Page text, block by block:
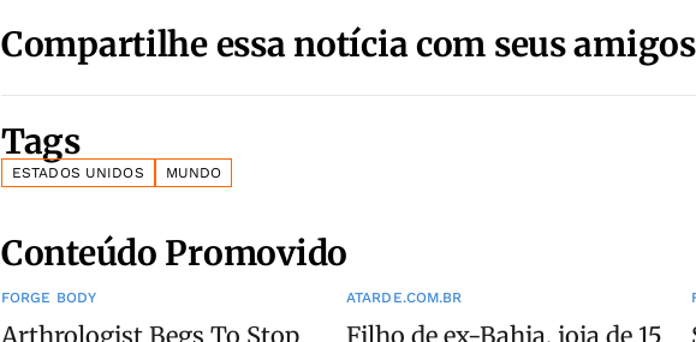
Compartilhe essa notícia com seus amigos
Tags
ESTADOS UNIDOS MUNDO